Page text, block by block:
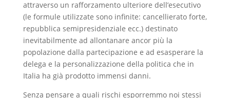
attraverso un rafforzamento ulteriore dell’esecutivo
(le formule utilizzate sono infinite: cancellierato forte,
repubblica semipresidenziale ecc.) destinato
inevitabilmente ad allontanare ancor più la
popolazione dalla partecipazione e ad esasperare la
delega e la personalizzazione della politica che in
Italia ha già prodotto immensi danni.
Senza pensare a quali rischi esporremmo noi stessi